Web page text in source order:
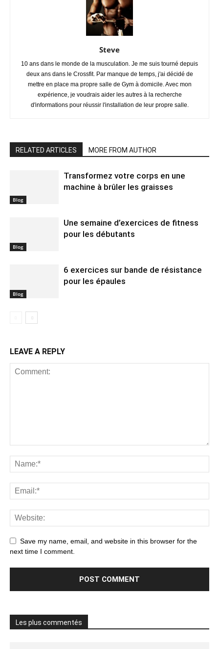
Steve
10 ans dans le monde de la musculation. Je me suis tourné depuis
deux ans dans le Crossfit. Par manque de temps, j'ai décidé de
mettre en place ma propre salle de Gym à domicile. Avec mon
expérience, je voudrais aider les autres à la recherche
d'informations pour réussir l'installation de leur propre salle.
RELATED ARTICLES MORE FROM AUTHOR
Blog
Transformez votre corps en une
machine à brûler les graisses
Blog
Une semaine d’exercices de fitness
pour les débutants
Blog
6 exercices sur bande de résistance
pour les épaules
LEAVE A REPLY
Save my name, email, and website in this browser for the
next time I comment.
Les plus commentés